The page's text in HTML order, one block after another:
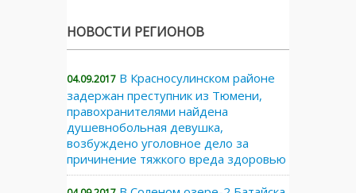
НОВОСТИ РЕГИОНОВ
04.09.2017 В Красносулинском районе
задержан преступник из Тюмени,
правохранителями найдена
душевнобольная девушка,
возбуждено уголовное дело за
причинение тяжкого вреда здоровью